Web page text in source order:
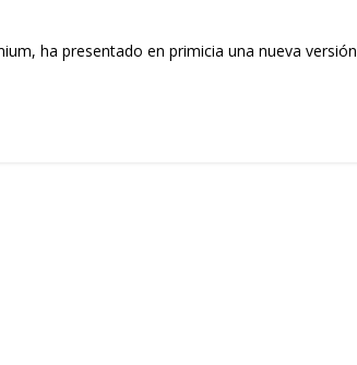
ha presentado en primicia una nueva versión